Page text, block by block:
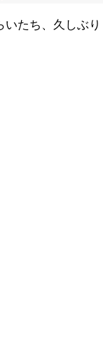
たち、久しぶり